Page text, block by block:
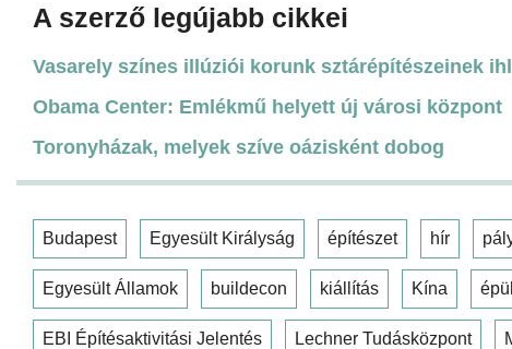
A szerző legújabb cikkei
Vasarely színes illúziói korunk sztárépítészeinek
Obama Center: Emlékmű helyett új városi központ
Toronyházak, melyek szíve oázisként dobog
Budapest Egyesült Királyság építészet hír
Egyesült Államok buildecon kiállítás Kína
EBI Építésaktivitási Jelentés Lechner Tudásközpont